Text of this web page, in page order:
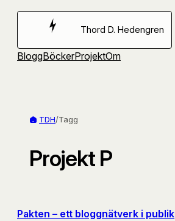
Hoppa
Thord D. Hedengren
BloggBöckerProjektOm
TDH/Tagg
Projekt P
Pakten – ett bloggnätverk i publik